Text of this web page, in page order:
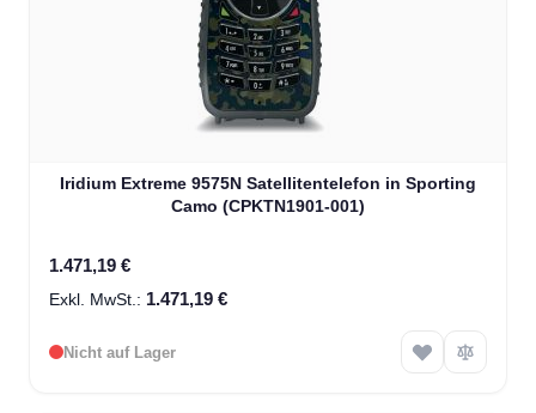
Iridium Extreme 9575N Satellitentelefon in Sporting
Camo (CPKTN1901-001)
1.471,19 €
1.471,19 €
Nicht auf Lager